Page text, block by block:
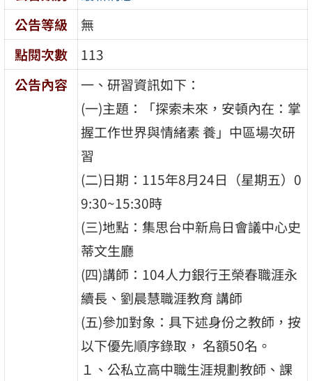
公告等級
無
點閱次數
113
公告內容
一、研習資訊如下：
(一)主題：「探索未來，安頓內在：掌
握工作世界與情緒素 養」中區場次研
習
(二)日期：115年8月24日（星期五）0
9:30~15:30時
(三)地點：集思台中新烏日會議中心史
蒂文生廳
(四)講師：104人力銀行王榮春職涯永
續長、劉晨慧職涯教育 講師
(五)參加對象：具下述身份之教師，按
以下優先順序錄取， 名額50名。
１、公私立高中職生涯規劃教師、課